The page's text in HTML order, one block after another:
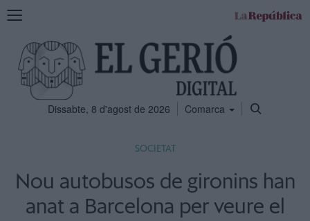
Mostra
navegació
Dissabte, 8 d'agost de 2026 Comarca
SOCIETAT
Nou autobusos de gironins han
anat a Barcelona per veure el